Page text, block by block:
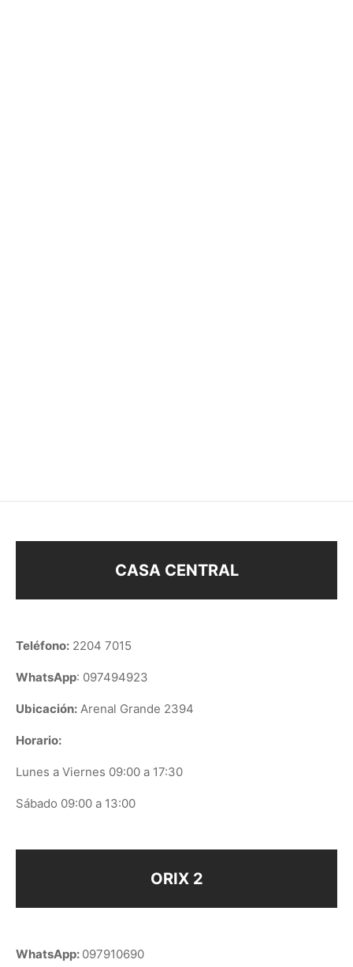
CASA CENTRAL
Teléfono: 2204 7015
WhatsApp: 097494923
Ubicación: Arenal Grande 2394
Horario:
Lunes a Viernes 09:00 a 17:30
Sábado 09:00 a 13:00
ORIX 2
WhatsApp: 097910690